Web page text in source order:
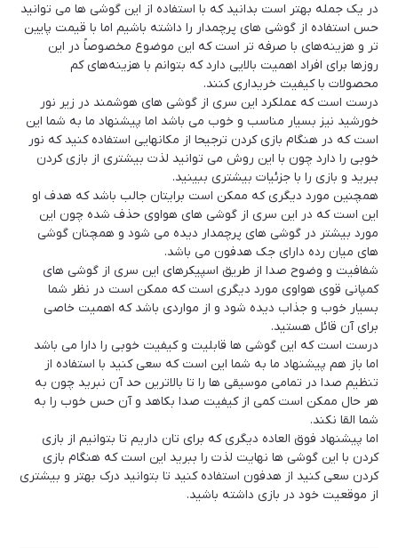
در یک جمله بهتر است بدانید که با استفاده از این گوشی ها می توانید
حس استفاده از گوشی های پرچمدار را داشته باشیم اما با قیمت پایین
تر و هزینه‌های با صرفه تر است که این موضوع مخصوصاً در این
روزها برای افراد اهمیت بالایی دارد که بتوانم با هزینه‌های کم
محصولات با کیفیت خریداری کنند.
درست است که عملکرد این سری از گوشی های هوشمند در زیر نور
خورشید نیز بسیار مناسب و خوب می باشد اما پیشنهاد ما به شما این
است که در هنگام بازی کردن ترجیحا از مکانهایی استفاده کنید که نور
خوبی را دارد چون با این روش می توانید لذت بیشتری از بازی کردن
ببرید و بازی را با جزئیات بیشتری ببینید.
همچنین مورد دیگری که ممکن است برایتان جالب باشد که هدف او
این است که در این سری از گوشی های هواوی حذف شده چون این
مورد بیشتر در گوشی های پرچمدار دیده می شود و همچنان گوشی
های میان رده دارای جک هدفون می باشد.
شفافیت و وضوح صدا از طریق اسپیکرهای این سری از گوشی های
کمپانی قوی هواوی مورد دیگری است که ممکن است در نظر شما
بسیار خوب و جذاب دیده شود و از مواردی باشد که اهمیت خاصی
برای آن قائل هستید.
درست است که این گوشی ها قابلیت و کیفیت خوبی را دارا می باشد
اما باز هم پیشنهاد ما به شما این است که سعی کنید با استفاده از
تنظیم صدا در تمامی موسیقی ها را تا بالاترین حد آن نبرید چون به
هر حال ممکن است کمی از کیفیت صدا بکاهد و آن حس خوب را به
شما القا نکند.
اما پیشنهاد فوق العاده دیگری که برای تان داریم تا بتوانیم از بازی
کردن با این گوشی ها نهایت لذت را ببرید این است که هنگام بازی
کردن سعی کنید از هدفون استفاده کنید تا بتوانید درک بهتر و بیشتری
از موقعیت خود در بازی داشته باشید.